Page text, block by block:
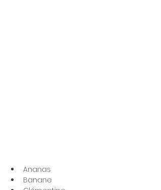
Ananas
Banane